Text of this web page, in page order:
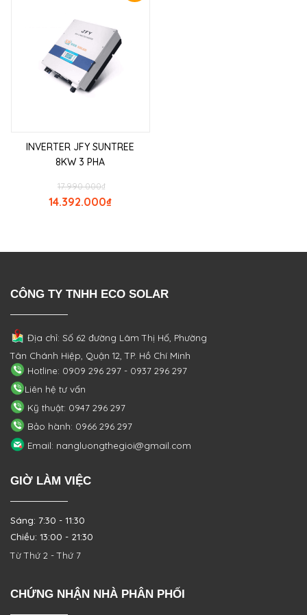
INVERTER JFY SUNTREE
8KW 3 PHA
₫
17.990.000
₫
14.392.000
CÔNG TY TNHH ECO SOLAR
Địa chỉ: Số 62 đường Lâm Thị Hố, Phường
Tân Chánh Hiệp, Quận 12, TP. Hồ Chí Minh
Hotline: 0909 296 297 - 0937 296 297
Liên hệ tư vấn
Kỹ thuật: 0947 296 297
Bảo hành: 0966 296 297
Email: nangluongthegioi@gmail.com
GIỜ LÀM VIỆC
Sáng: 7:30 - 11:30
Chiều: 13:00 - 21:30
Từ Thứ 2 - Thứ 7
CHỨNG NHẬN NHÀ PHÂN PHỐI